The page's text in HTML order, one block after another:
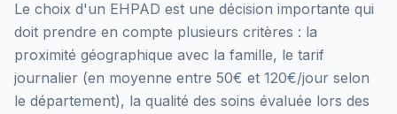
Le choix d'un EHPAD est une décision importante qui
doit prendre en compte plusieurs critères : la
proximité géographique avec la famille, le tarif
journalier (en moyenne entre 50€ et 120€/jour selon
le département), la qualité des soins évaluée lors des